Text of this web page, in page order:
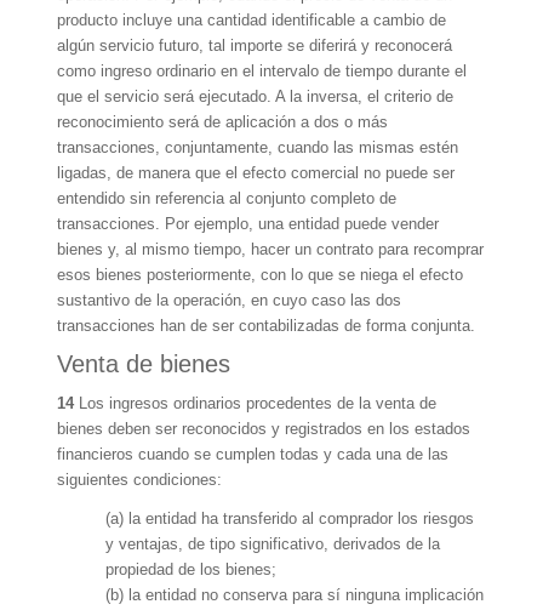
producto incluye una cantidad identificable a cambio de
algún servicio futuro, tal importe se diferirá y reconocerá
como ingreso ordinario en el intervalo de tiempo durante el
que el servicio será ejecutado. A la inversa, el criterio de
reconocimiento será de aplicación a dos o más
transacciones, conjuntamente, cuando las mismas estén
ligadas, de manera que el efecto comercial no puede ser
entendido sin referencia al conjunto completo de
transacciones. Por ejemplo, una entidad puede vender
bienes y, al mismo tiempo, hacer un contrato para recomprar
esos bienes posteriormente, con lo que se niega el efecto
sustantivo de la operación, en cuyo caso las dos
transacciones han de ser contabilizadas de forma conjunta.
Venta de bienes
14Los ingresos ordinarios procedentes de la venta de
bienes deben ser reconocidos y registrados en los estados
financieros cuando se cumplen todas y cada una de las
siguientes condiciones:
(a) la entidad ha transferido al comprador los riesgos
y ventajas, de tipo significativo, derivados de la
propiedad de los bienes;
(b) la entidad no conserva para sí ninguna implicación